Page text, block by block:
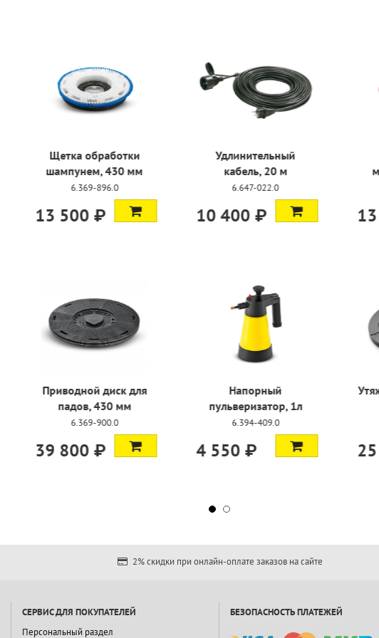
Щетка средней
жесткости, 430 мм
6.369-895.0
13 300 ₽
Щетка обработки
шампунем, 430 мм
6.369-896.0
13 500 ₽ 10
Пады средней
жесткости, 432 мм
6.369-471.0
10 300 ₽
Приводной диск для
падов, 430 мм
6.369-900.0
39 800 ₽ 4 550
2% скидки при онлайн-оплате заказов на сайте
СЕРВИС ДЛЯ ПОКУПАТЕЛЕЙ
Персональный раздел
БЕЗОПАСНОСТЬ ПЛАТЕЖЕЙ